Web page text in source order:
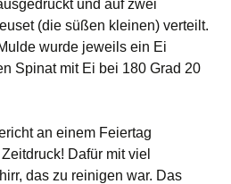
und auf zwei
(die süßen kleinen) verteilt.
wurde jeweils ein Ei
Spinat mit Ei bei 180 Grad 20
an einem Feiertag
Dafür mit viel
das zu reinigen war. Das